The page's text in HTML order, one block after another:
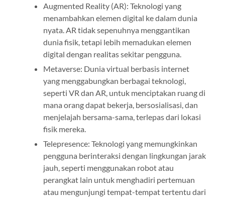
Augmented Reality (AR): Teknologi yang
menambahkan elemen digital ke dalam dunia
nyata. AR tidak sepenuhnya menggantikan
dunia fisik, tetapi lebih memadukan elemen
digital dengan realitas sekitar pengguna.
Metaverse: Dunia virtual berbasis internet
yang menggabungkan berbagai teknologi,
seperti VR dan AR, untuk menciptakan ruang di
mana orang dapat bekerja, bersosialisasi, dan
menjelajah bersama-sama, terlepas dari lokasi
fisik mereka.
Telepresence: Teknologi yang memungkinkan
pengguna berinteraksi dengan lingkungan jarak
jauh, seperti menggunakan robot atau
perangkat lain untuk menghadiri pertemuan
atau mengunjungi tempat-tempat tertentu dari